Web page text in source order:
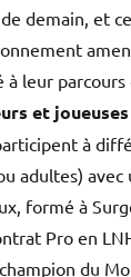
demain, et
leur parcours
et
à
adultes)
formé à
Pro en
du